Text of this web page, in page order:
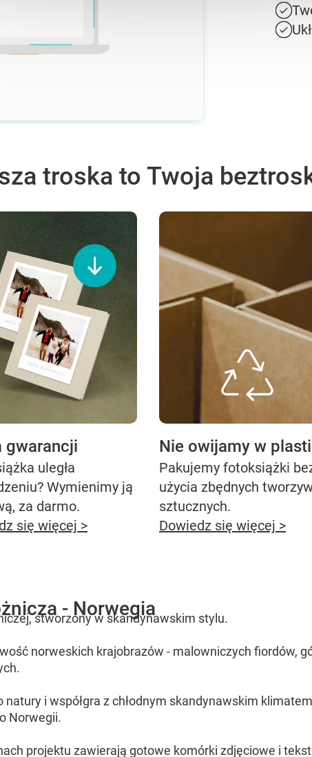
troska to Twoja
gwarancji
uległa
Wymienimy ją
za darmo.
się więcej >
Nie owijamy w
Pakujemy fotoksiążki
użycia zbędnych
sztucznych.
Dowiedz się więcej >
- Norwegia
stworzony w skandynawskim stylu.
norweskich krajobrazów - malowniczych fiordów,
i współgra z chłodnym skandynawskim
Norwegii.
projektu zawierają gotowe komórki zdjęciowe i